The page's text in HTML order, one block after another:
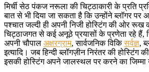
मिर्ची सेठ पंकज नरूला की चिट्ठाकारी के प्रति
बात से भी दिया जा सकता है कि उन्होंने ब्लॉगर पर
पश्चात जल्दी ही अपनी निजी होस्टिंग की ओर रूख
चिट्ठाजगत से कई अनूठे प्रयासों के प्रणेता रहे हैं,
अपनी चौपाल अक्षरग्राम, सार्वजनिक विकिसर्वज्ञ,
इत्यादि। जब हिन्दी ब्लॉगज़ीन निरंतर की होस्टिंग
इसकी होस्टिंग अपने जालस्थल पर करने का जिम्मा